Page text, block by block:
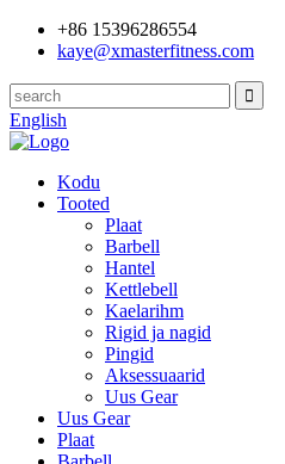
+86 15396286554
kaye@xmasterfitness.com
English
Kodu
Tooted
Plaat
Barbell
Hantel
Kettlebell
Kaelarihm
Rigid ja nagid
Pingid
Aksessuaarid
Uus Gear
Uus Gear
Plaat